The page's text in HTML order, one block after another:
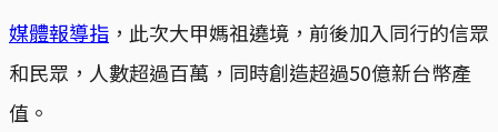
媒體報導指 ，此次大甲媽祖遶境，前後加入同行的信眾
和民眾，人數超過百萬，同時創造超過50億新台幣產
值。